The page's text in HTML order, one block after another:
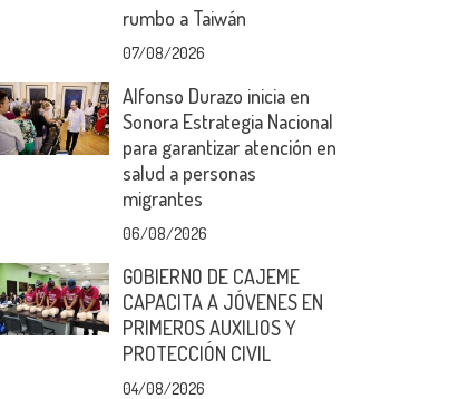
rumbo a Taiwán
07/08/2026
Alfonso Durazo inicia en
Sonora Estrategia Nacional
para garantizar atención en
salud a personas
migrantes
06/08/2026
GOBIERNO DE CAJEME
CAPACITA A JÓVENES EN
PRIMEROS AUXILIOS Y
PROTECCIÓN CIVIL
04/08/2026